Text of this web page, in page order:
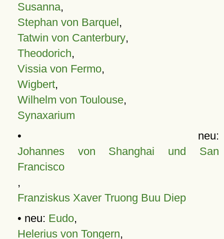
Susanna,
Stephan von Barquel,
Tatwin von Canterbury,
Theodorich,
Vissia von Fermo,
Wigbert,
Wilhelm von Toulouse,
Synaxarium
• neu:
Johannes von Shanghai und San
Francisco
,
Franziskus Xaver Truong Buu Diep
• neu: Eudo,
Helerius von Tongern,